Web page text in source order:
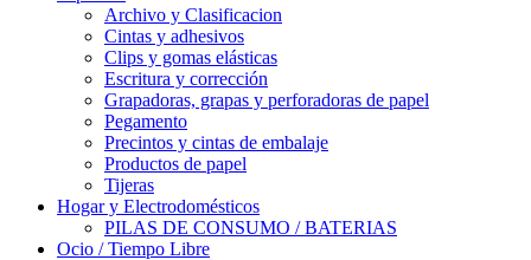
Archivo y Clasificacion
Cintas y adhesivos
Clips y gomas elásticas
Escritura y corrección
Grapadoras, grapas y perforadoras de papel
Pegamento
Precintos y cintas de embalaje
Productos de papel
Tijeras
Hogar y Electrodomésticos
PILAS DE CONSUMO / BATERIAS
Ocio / Tiempo Libre